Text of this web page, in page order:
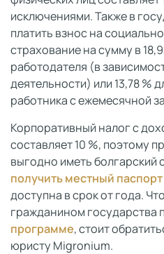
исключениями. Также в
платить взнос на
страхование на сумму в
работодателя (в
деятельности) или 13,78 %
работника с ежемесячной
Корпоративный налог с
составляет 10 %, поэтому
выгодно иметь болгарский
получить местный паспорт
доступна в срок от года.
гражданином государства
программе, стоит
юристу Migronium.